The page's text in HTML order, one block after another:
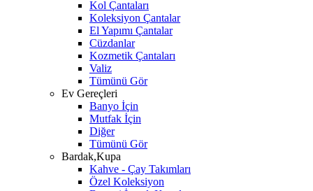
Kol Çantaları
Koleksiyon Çantalar
El Yapımı Çantalar
Cüzdanlar
Kozmetik Çantaları
Valiz
Tümünü Gör
Ev Gereçleri
Banyo İçin
Mutfak İçin
Diğer
Tümünü Gör
Bardak,Kupa
Kahve - Çay Takımları
Özel Koleksiyon